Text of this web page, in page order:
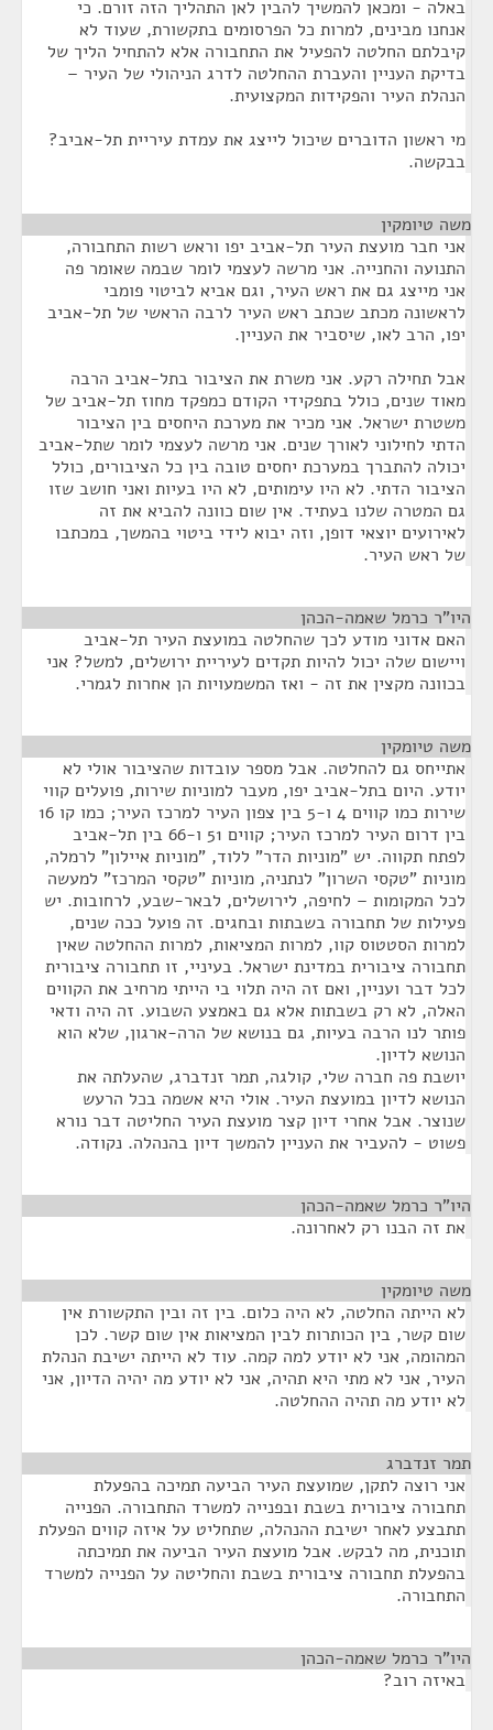
באלה - ומכאן להמשיך להבין לאן התהליך הזה זורם. כי
אנחנו מבינים, למרות כל הפרסומים בתקשורת, שעוד לא
קיבלתם החלטה להפעיל את התחבורה אלא להתחיל הליך של
בדיקת העניין והעברת ההחלטה לדרג הניהולי של העיר –
הנהלת העיר והפקידות המקצועית.
מי ראשון הדוברים שיכול לייצג את עמדת עיריית תל-אביב?
בבקשה.
משה טיומקין
אני חבר מועצת העיר תל-אביב יפו וראש רשות התחבורה,
התנועה והחנייה. אני מרשה לעצמי לומר שבמה שאומר פה
אני מייצג גם את ראש העיר, וגם אביא לביטוי פומבי
לראשונה מכתב שכתב ראש העיר לרבה הראשי של תל-אביב
יפו, הרב לאו, שיסביר את העניין.
אבל תחילה רקע. אני משרת את הציבור בתל-אביב הרבה
מאוד שנים, כולל בתפקידי הקודם כמפקד מחוז תל-אביב של
משטרת ישראל. אני מכיר את מערכת היחסים בין הציבור
הדתי לחילוני לאורך שנים. אני מרשה לעצמי לומר שתל-אביב
יכולה להתברך במערכת יחסים טובה בין כל הציבורים, כולל
הציבור הדתי. לא היו עימותים, לא היו בעיות ואני חושב שזו
גם המטרה שלנו בעתיד. אין שום כוונה להביא את זה
לאירועים יוצאי דופן, וזה יבוא לידי ביטוי בהמשך, במכתבו
של ראש העיר.
היו"ר כרמל שאמה-הכהן
האם אדוני מודע לכך שהחלטה במועצת העיר תל-אביב
ויישום שלה יכול להיות תקדים לעיריית ירושלים, למשל? אני
בכוונה מקצין את זה - ואז המשמעויות הן אחרות לגמרי.
משה טיומקין
אתייחס גם להחלטה. אבל מספר עובדות שהציבור אולי לא
יודע. היום בתל-אביב יפו, מעבר למוניות שירות, פועלים קווי
שירות כמו קווים 4 ו-5 בין צפון העיר למרכז העיר; כמו קו 16
בין דרום העיר למרכז העיר; קווים 51 ו-66 בין תל-אביב
לפתח תקווה. יש "מוניות הדר" ללוד, "מוניות איילון" לרמלה,
מוניות "טקסי השרון" לנתניה, מוניות "טקסי המרכז" למעשה
לכל המקומות – לחיפה, לירושלים, לבאר-שבע, לרחובות. יש
פעילות של תחבורה בשבתות ובחגים. זה פועל ככה שנים,
למרות הסטטוס קוו, למרות המציאות, למרות ההחלטה שאין
תחבורה ציבורית במדינת ישראל. בעיניי, זו תחבורה ציבורית
לכל דבר ועניין, ואם זה היה תלוי בי הייתי מרחיב את הקווים
האלה, לא רק בשבתות אלא גם באמצע השבוע. זה היה ודאי
פותר לנו הרבה בעיות, גם בנושא של הרה-ארגון, שלא הוא
הנושא לדיון.
יושבת פה חברה שלי, קולגה, תמר זנדברג, שהעלתה את
הנושא לדיון במועצת העיר. אולי היא אשמה בכל הרעש
שנוצר. אבל אחרי דיון קצר מועצת העיר החליטה דבר נורא
פשוט - להעביר את העניין להמשך דיון בהנהלה. נקודה.
היו"ר כרמל שאמה-הכהן
את זה הבנו רק לאחרונה.
משה טיומקין
לא הייתה החלטה, לא היה כלום. בין זה ובין התקשורת אין
שום קשר, בין הכותרות לבין המציאות אין שום קשר. לכן
המהומה, אני לא יודע למה קמה. עוד לא הייתה ישיבת הנהלת
העיר, אני לא מתי היא תהיה, אני לא יודע מה יהיה הדיון, אני
לא יודע מה תהיה ההחלטה.
תמר זנדברג
אני רוצה לתקן, שמועצת העיר הביעה תמיכה בהפעלת
תחבורה ציבורית בשבת ובפנייה למשרד התחבורה. הפנייה
תתבצע לאחר ישיבת ההנהלה, שתחליט על איזה קווים הפעלת
תוכנית, מה לבקש. אבל מועצת העיר הביעה את תמיכתה
בהפעלת תחבורה ציבורית בשבת והחליטה על הפנייה למשרד
התחבורה.
היו"ר כרמל שאמה-הכהן
באיזה רוב?